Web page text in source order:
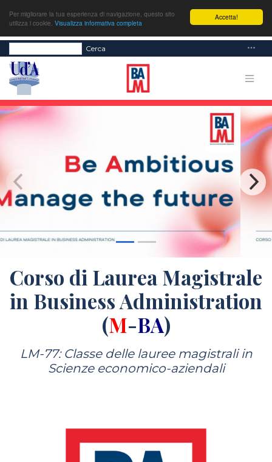
Accetta!
Per migliorare la tua esperienza di navigazione, questo sito
utilizza i cookie. Visualizza informativa completa
Cerca
Corso di Laurea Magistrale
in Business Administration
(M-BA)
LM-77: Classe delle lauree magistrali in
Scienze economico-aziendali